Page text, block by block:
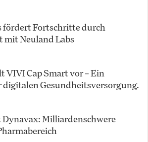
fördert Fortschritte durch
mit Neuland Labs
VIVI Cap Smart vor – Ein
Gesundheitsversorgung.
Milliardenschwere